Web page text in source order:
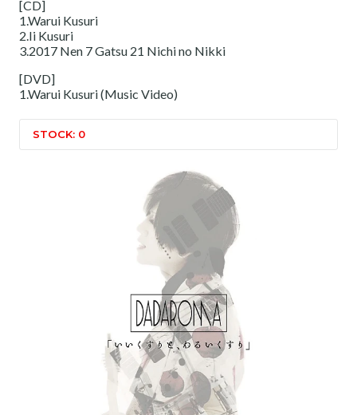
[CD]
1.Warui Kusuri
2.Ii Kusuri
3.2017 Nen 7 Gatsu 21 Nichi no Nikki
[DVD]
1.Warui Kusuri (Music Video)
STOCK: 0